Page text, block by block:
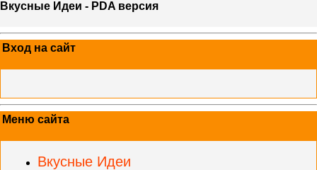
Вкусные Идеи - PDA версия
Вход на сайт
Меню сайта
Вкусные Идеи